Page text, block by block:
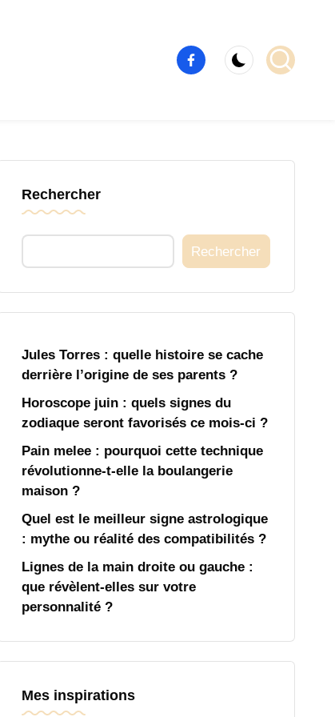
Élément
de
Rechercher
Rechercher
Jules Torres : quelle histoire se cache
derrière l’origine de ses parents ?
Horoscope juin : quels signes du
zodiaque seront favorisés ce mois-ci ?
Pain melee : pourquoi cette technique
révolutionne-t-elle la boulangerie
maison ?
Quel est le meilleur signe astrologique
: mythe ou réalité des compatibilités ?
Lignes de la main droite ou gauche :
que révèlent-elles sur votre
personnalité ?
Mes inspirations